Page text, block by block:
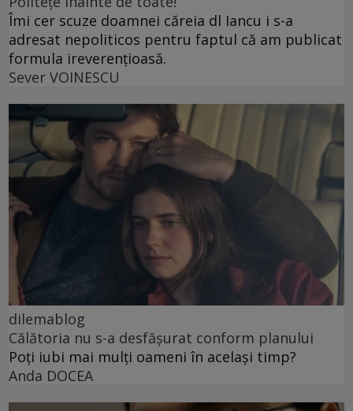
Îmi cer scuze doamnei căreia dl Iancu i s-a
adresat nepoliticos pentru faptul că am publicat
formula ireverențioasă.
Sever VOINESCU
dilemablog
Călătoria nu s-a desfășurat conform planului
Poți iubi mai mulți oameni în același timp?
Anda DOCEA